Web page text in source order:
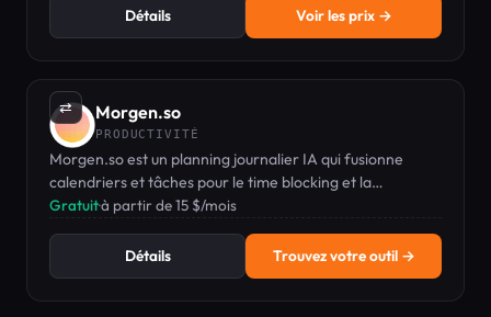
Détails Voir les prix →
⇄ Morgen.so
PRODUCTIVITÉ
Morgen.so est un planning journalier IA qui fusionne
calendriers et tâches pour le time blocking et la
planification.
Gratuit·à partir de 15 $/mois
Détails Trouvez votre outil →